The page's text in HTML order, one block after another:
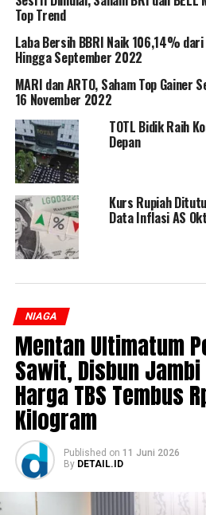
Top Trend
Laba Bersih BBRI Naik 106,14%
Hingga September 2022
MARI dan ARTO, Saham Top Gainer
16 November 2022
TOTL Bidik Raih
Depan
Kurs Rupiah
Data Inflasi AS
NIAGA
Mentan Ultimatum
Sawit, Disbun
Harga TBS Tembus
Kilogram
Published on 11 Juni 2026
By DETAIL.ID